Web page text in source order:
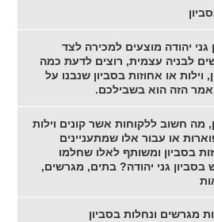
גני יהודה מוצעים למכירה לצד
לבניה עצמית, רוצים לדעת כמה
וילות או אחוזות בסביון שנבנו על
הזה הוא בשבילכם.
מה חשוב ללקוחות אשר קונים וילות
או עבור אלו שמתעניינים
בסביון ומשותף לאלו שחלמו
גני יהודה? בתים, מגרשים,
מגרשים ונחלות בסביון